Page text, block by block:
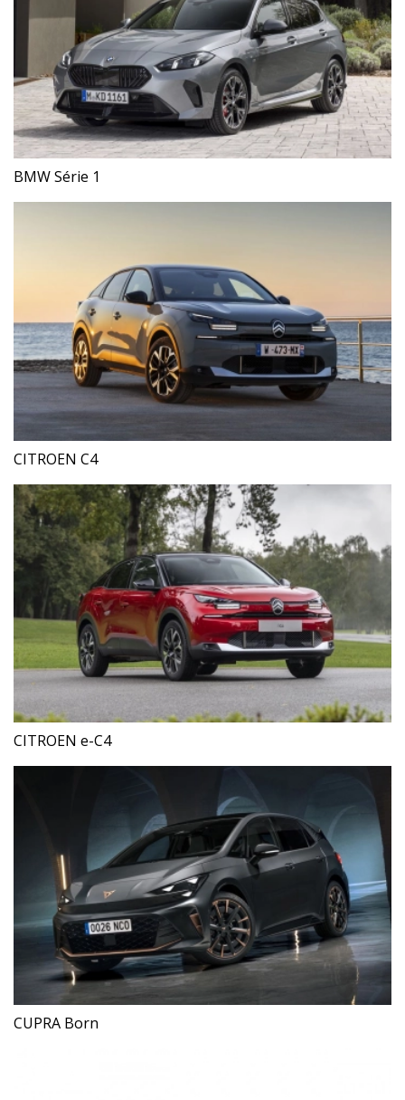
BMW Série 1
CITROEN C4
CITROEN e-C4
CUPRA Born